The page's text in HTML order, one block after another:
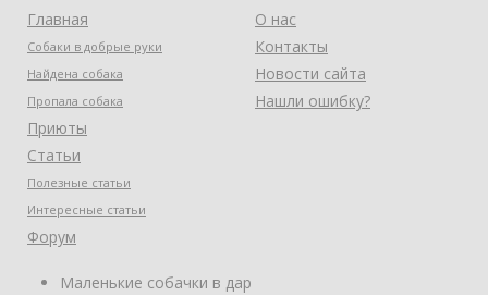
Главная
Собаки в добрые руки
Найдена собака
Пропала собака
Приюты
Статьи
Полезные статьи
Интересные статьи
Форум
О нас
Контакты
Новости сайта
Нашли ошибку?
Маленькие собачки в дар